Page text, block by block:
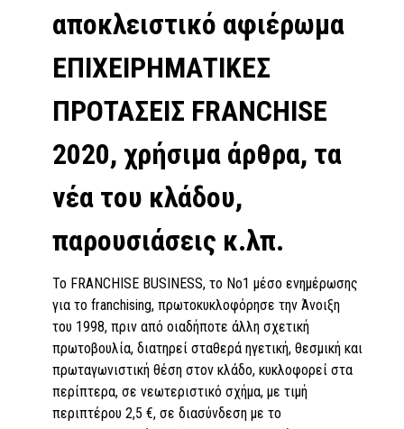
αποκλειστικό αφιέρωμα
ΕΠΙΧΕΙΡΗΜΑΤΙΚΕΣ
ΠΡΟΤΑΣΕΙΣ FRANCHISE
2020, χρήσιμα άρθρα, τα
νέα του κλάδου,
παρουσιάσεις κ.λπ.
Το FRANCHISE BUSINESS, το Νο1 μέσο ενημέρωσης
για το franchising, πρωτοκυκλοφόρησε την Άνοιξη
του 1998, πριν από οιαδήποτε άλλη σχετική
πρωτοβουλία, διατηρεί σταθερά ηγετική, θεσμική και
πρωταγωνιστική θέση στον κλάδο, κυκλοφορεί στα
περίπτερα, σε νεωτεριστικό σχήμα, με τιμή
περιπτέρου 2,5 €, σε διασύνδεση με το